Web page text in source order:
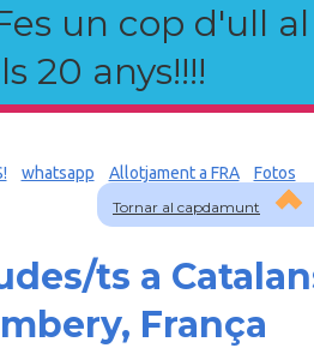
un cop d'ull al
20 anys!!!!
Tornar al capdamunt
whatsapp Allotjament a FRA Fotos
ts a
França